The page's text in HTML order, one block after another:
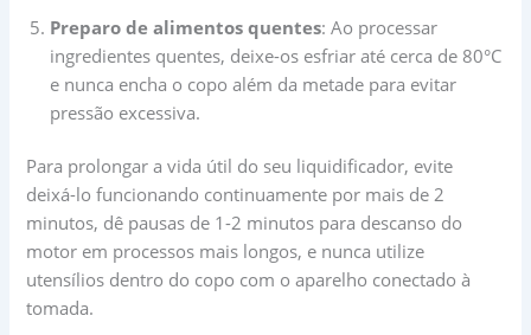
Preparo de alimentos quentes: Ao processar
ingredientes quentes, deixe-os esfriar até cerca de 80°C
e nunca encha o copo além da metade para evitar
pressão excessiva.
Para prolongar a vida útil do seu liquidificador, evite
deixá-lo funcionando continuamente por mais de 2
minutos, dê pausas de 1-2 minutos para descanso do
motor em processos mais longos, e nunca utilize
utensílios dentro do copo com o aparelho conectado à
tomada.